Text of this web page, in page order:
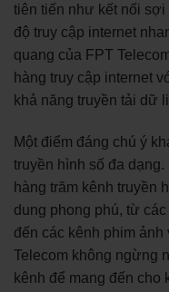
tiên tiến như kết nối sợi
độ truy cập internet
quang của FPT
hàng truy cập internet
khả năng truyền tải dữ
Một điểm đáng chú ý
truyền hình số đa
hàng trăm kênh truyền
dung phong phú, từ
đến các kênh phim
Telecom không ngừng
kênh để mang đến cho